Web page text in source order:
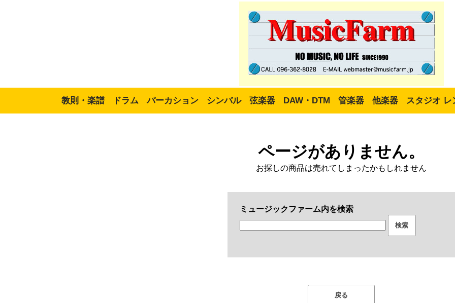
教則・楽譜 ドラム パーカション シンバル 弦楽器 DAW・DTM 管楽器 他楽器 スタジオ レ
ページがありません。
お探しの商品は売れてしまったかもしれません
ミュージックファーム内を検索